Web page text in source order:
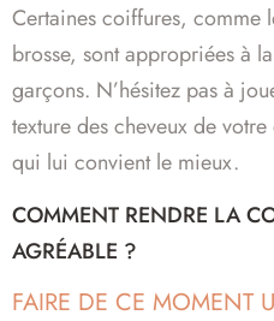
Certaines coiffures, comme
brosse, sont appropriées à
garçons. N’hésitez pas à
texture des cheveux de
qui lui convient le mieux.
COMMENT RENDRE LA
AGRÉABLE ?
FAIRE DE CE MOMENT